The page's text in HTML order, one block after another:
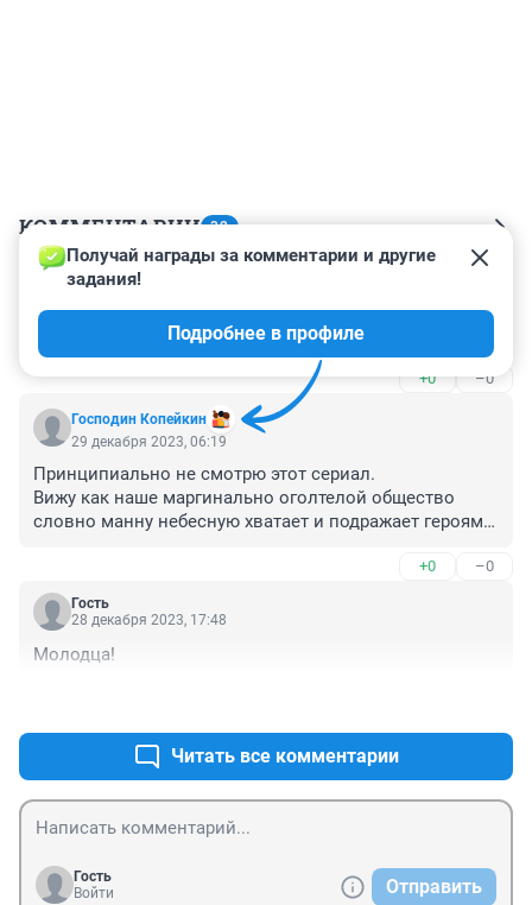
КОММЕНТАРИИ 32
Гость
+0 –0
Господин Копейкин
Получай награды за комментарии и другие
задания!
Подробнее в профиле
29 декабря 2023, 06:19
Принципиально не смотрю этот сериал.
Вижу как наше маргинально оголтелой общество
словно манну небесную хватает и подражает героям
хорошего этот сериал не даёт .ностальгии в нем мало
,примеров для копирования и подражания хоть
отбавляй. Вот и плоды ,которые будут всплывать
молодежь на дурные поступки.
+0 –0
Гость
28 декабря 2023, 17:48
Молодца!
Читать все комментарии
Гость
Войти
Отправить